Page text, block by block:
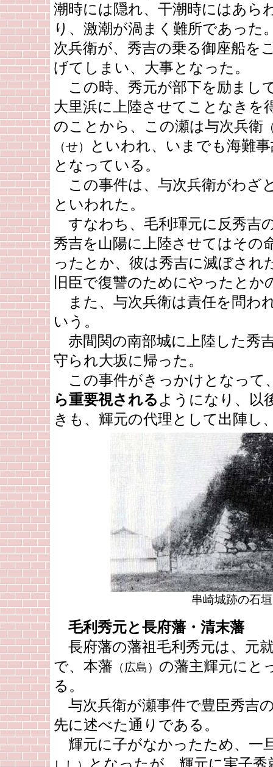
潮時には隠れ、干潮時にはあら
り、激潮が渦まく難所であっ
次兵衛が、秀吉の乗る御座船を
げてしまい、大事となった。
この時、秀元が部下を励まし
大里浜に上陸させてことなきを
のことから、この瀬は与次兵衛
（せ）
といわれ、いまでも海難
となっている。
この事件は、与次兵衛がわざ
といわれた。
すなわち、毛利琿元に反秀吉
秀吉を山陽に上陸させてはその
ったとか、彼は秀吉に滅ぼされ
旧臣で復讐のためにやったとか
また、与次兵衛は責任を問わ
いう。
赤間関の南部城に上陸した秀
守られ大坂に帰った。
この事件がきっかけとなって
ら重要視される ようになり、以
きも、輝元の代理として出陣し
串崎城跡の石垣
毛利秀元と長府藩・清末藩
長府藩の藩祖毛利秀元は、元
で、本藩 （広島） の藩主輝元にと
る。
与次兵衛が瀬事件で豊臣秀吉
先に述べた通りである。
輝元に子がなかったため、一